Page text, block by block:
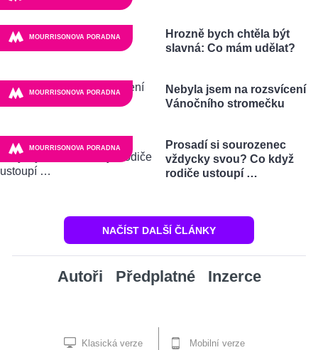
MOURRISONOVA PORADNA
Hrozně bych chtěla být
slavná: Co mám udělat?
MOURRISONOVA PORADNA
Nebyla jsem na rozsvícení
Vánočního stromečku
MOURRISONOVA PORADNA
Prosadí si sourozenec
vždycky svou? Co když
rodiče ustoupí …
NAČÍST DALŠÍ ČLÁNKY
Autoři Předplatné Inzerce
Klasická verze Mobilní verze